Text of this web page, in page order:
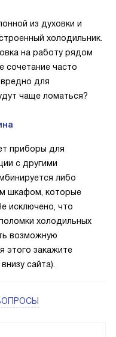
из духовки и
холодильник.
на работу рядом
сочетание часто
для
чаще ломаться?
приборы для
с другими
либо
шкафом, которые
исключено, что
холодильных
возможную
этого закажите
сайта).